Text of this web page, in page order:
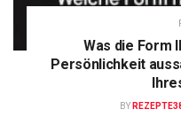
Was die Form
Persönlichkeit
BY